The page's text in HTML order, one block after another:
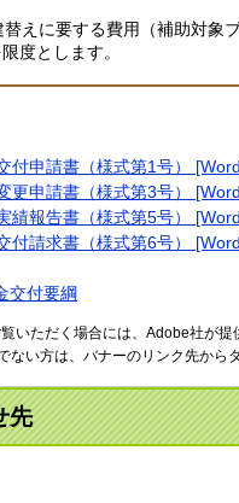
えに要する費用（補助対象
度とします。
付申請書（様式第1号）
更申請書（様式第3号）
績報告書（様式第5号）
付請求書（様式第6号）
交付要綱
いただく場合には、Adobe社が提
ない方は、バナーのリンク先から
先